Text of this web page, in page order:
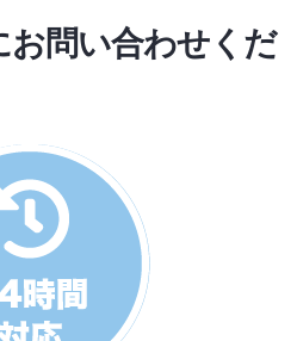
お問い合わせくだ